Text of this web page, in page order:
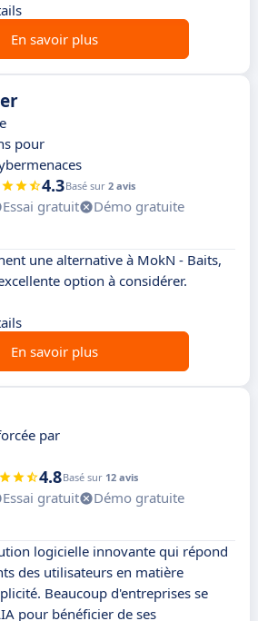
En savoir plus
pour
4.3Basé sur 2 avis
Essai gratuit
Démo gratuite
une alternative à MokN - Baits,
option à considérer.
En savoir plus
par
4.8Basé sur 12 avis
Essai gratuit
Démo gratuite
logicielle innovante qui répond
des utilisateurs en matière
Beaucoup d'entreprises se
pour bénéficier de ses